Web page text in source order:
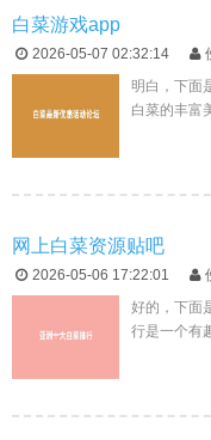
白菜游戏app
2026-05-07 02:32:14
明白，下面
白菜的丰富
网上白菜资源贴吧
2026-05-06 17:22:01
好的，下面
行是一个有